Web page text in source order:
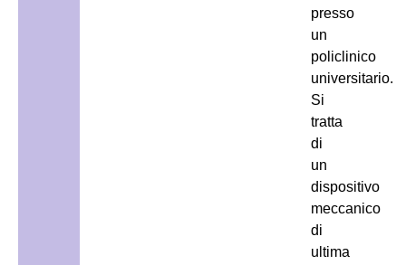
presso
un
policlinico
universitario.
Si
tratta
di
un
dispositivo
meccanico
di
ultima